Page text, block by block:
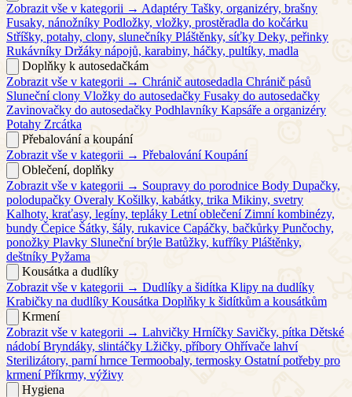
Zobrazit vše v kategorii → Adaptéry Tašky, organizéry, brašny
Fusaky, nánožníky Podložky, vložky, prostěradla do kočárku
Stříšky, potahy, clony, slunečníky Pláštěnky, síťky Deky, peřinky
Rukávníky Držáky nápojů, karabiny, háčky, pultíky, madla
Doplňky k autosedačkám
Zobrazit vše v kategorii → Chránič autosedadla Chránič pásů
Sluneční clony Vložky do autosedačky Fusaky do autosedačky
Zavinovačky do autosedačky Podhlavníky Kapsáře a organizéry
Potahy Zrcátka
Přebalování a koupání
Zobrazit vše v kategorii → Přebalování Koupání
Oblečení, doplňky
Zobrazit vše v kategorii → Soupravy do porodnice Body Dupačky,
polodupačky Overaly Košilky, kabátky, trika Mikiny, svetry
Kalhoty, kraťasy, legíny, tepláky Letní oblečení Zimní kombinézy,
bundy Čepice Šátky, šály, rukavice Capáčky, bačkůrky Punčochy,
ponožky Plavky Sluneční brýle Batůžky, kufříky Pláštěnky,
deštníky Pyžama
Kousátka a dudlíky
Zobrazit vše v kategorii → Dudlíky a šidítka Klipy na dudlíky
Krabičky na dudlíky Kousátka Doplňky k šidítkům a kousátkům
Krmení
Zobrazit vše v kategorii → Lahvičky Hrníčky Savičky, pítka Dětské
nádobí Bryndáky, slintáčky Lžičky, příbory Ohřívače lahví
Sterilizátory, parní hrnce Termoobaly, termosky Ostatní potřeby pro
krmení Příkrmy, výživy
Hygiena